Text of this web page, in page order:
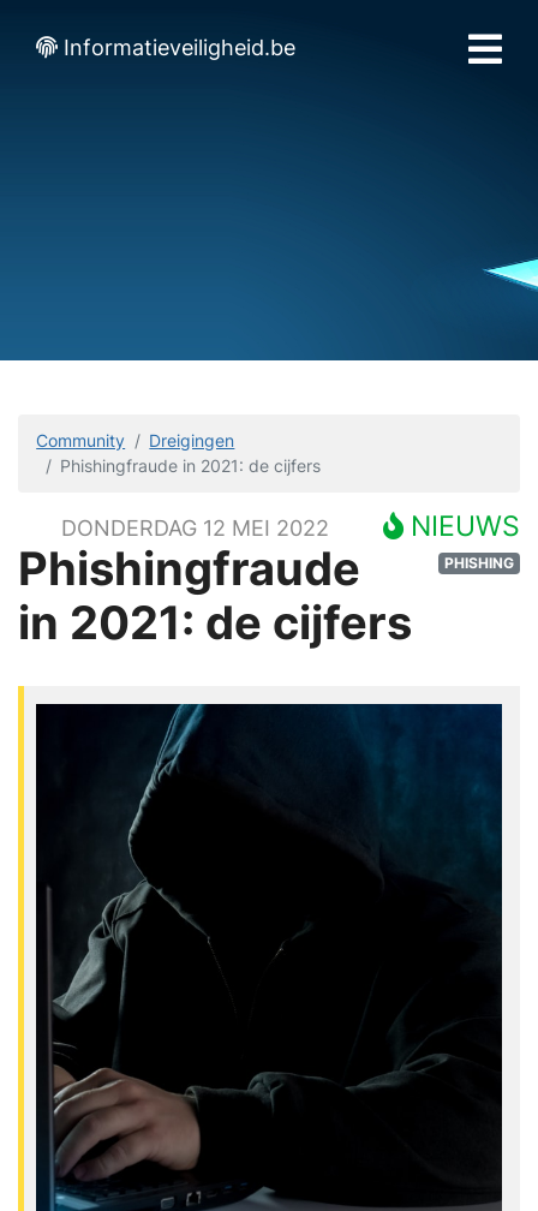
Informatieveiligheid.be
Community
Dreigingen
Phishingfraude in 2021: de cijfers
NIEUWS
PHISHING
DONDERDAG 12 MEI 2022
Phishingfraude
in 2021: de cijfers